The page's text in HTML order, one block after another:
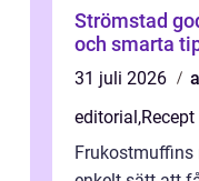
Strömstad godis gränshandel,
och smarta
31 juli 2026
editorial,Recept
Frukostmuffins